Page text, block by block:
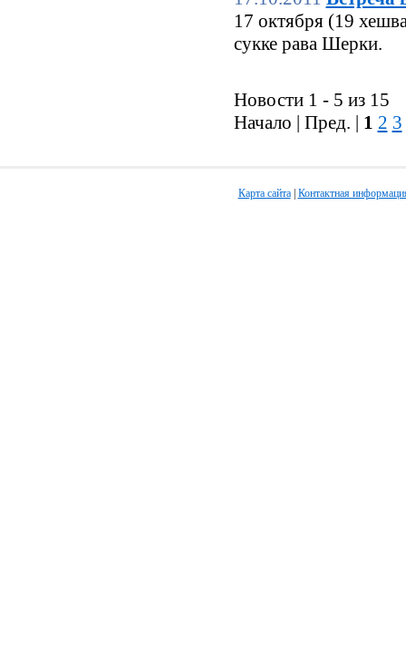
17 октября (19
сукке рава Шерки.
Новости 1 - 5 из 15
Начало | Пред. | 1 2 3
Карта сайта| Контактная